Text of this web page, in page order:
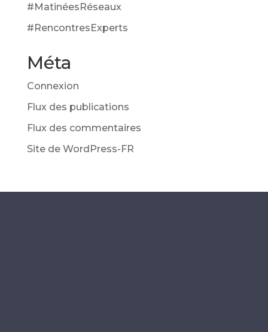
#MatinéesRéseaux
#RencontresExperts
Méta
Connexion
Flux des publications
Flux des commentaires
Site de WordPress-FR